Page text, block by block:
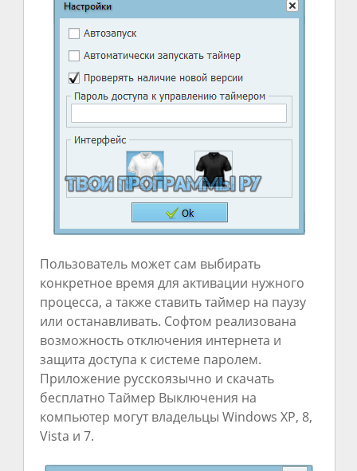
Пользователь может сам выбирать
конкретное время для активации нужного
процесса, а также ставить таймер на паузу
или останавливать. Софтом реализована
возможность отключения интернета и
защита доступа к системе паролем.
Приложение русскоязычно и скачать
бесплатно Таймер Выключения на
компьютер могут владельцы Windows XP, 8,
Vista и 7.